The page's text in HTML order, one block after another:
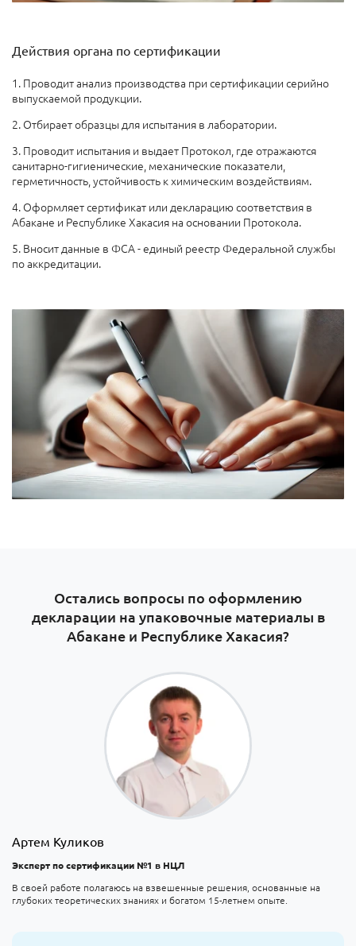
Действия органа по сертификации
1. Проводит анализ производства при сертификации серийно
выпускаемой продукции.
2. Отбирает образцы для испытания в лаборатории.
3. Проводит испытания и выдает Протокол, где отражаются
санитарно-гигиенические, механические показатели,
герметичность, устойчивость к химическим воздействиям.
4. Оформляет сертификат или декларацию соответствия в
Абакане и Республике Хакасия на основании Протокола.
5. Вносит данные в ФСА - единый реестр Федеральной службы
по аккредитации.
Остались вопросы по оформлению
декларации на упаковочные материалы в
Абакане и Республике Хакасия?
Артем Куликов
Эксперт по сертификации №1 в НЦЛ
В своей работе полагаюсь на взвешенные решения, основанные на
глубоких теоретических знаниях и богатом 15-летнем опыте.